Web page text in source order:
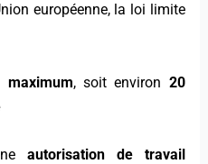
européenne, la loi limite
, soit environ 20
autorisation de travail